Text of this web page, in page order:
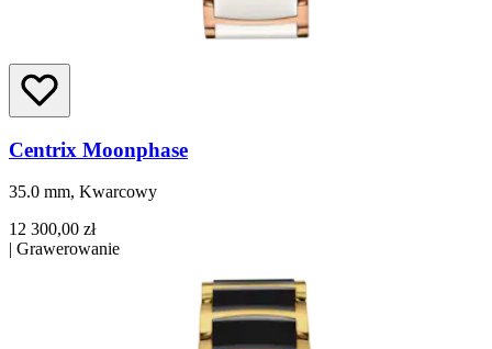
Centrix Moonphase
35.0 mm, Kwarcowy
12 300,00 zł
| Grawerowanie